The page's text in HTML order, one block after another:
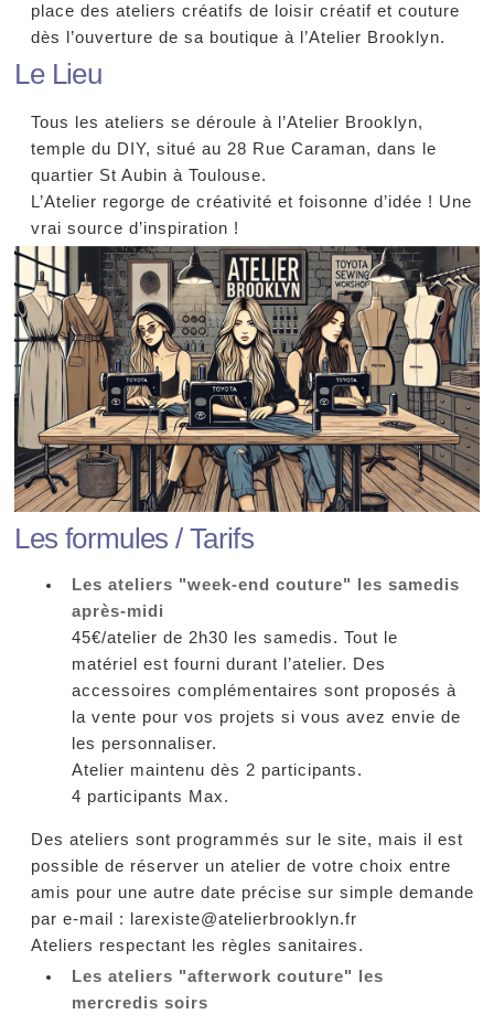
place des ateliers créatifs de loisir créatif et couture
dès l’ouverture de sa boutique à l’Atelier Brooklyn.
Le Lieu
Tous les ateliers se déroule à l’Atelier Brooklyn,
temple du DIY, situé au 28 Rue Caraman, dans le
quartier St Aubin à Toulouse.
L’Atelier regorge de créativité et foisonne d’idée ! Une
vrai source d’inspiration !
Les formules / Tarifs
Les ateliers "week-end couture" les samedis
après-midi
45€/atelier de 2h30 les samedis. Tout le
matériel est fourni durant l’atelier. Des
accessoires complémentaires sont proposés à
la vente pour vos projets si vous avez envie de
les personnaliser.
Atelier maintenu dès 2 participants.
4 participants Max.
Des ateliers sont programmés sur le site, mais il est
possible de réserver un atelier de votre choix entre
amis pour une autre date précise sur simple demande
par e-mail : larexiste@atelierbrooklyn.fr
Ateliers respectant les règles sanitaires.
Les ateliers "afterwork couture" les
mercredis soirs